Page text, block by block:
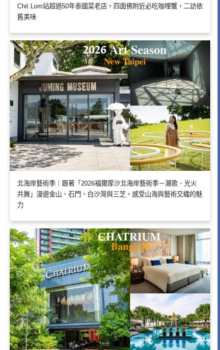
Chit Lom站超過50年泰國菜老店，四面佛附近必吃咖哩蟹，二訪依
舊美味
北海岸藝術季｜跟著「2026福爾摩沙北海岸藝術季－潮歌．光火
共舞」漫遊金山、石門、白沙灣與三芝，感受山海與藝術交織的魅
力